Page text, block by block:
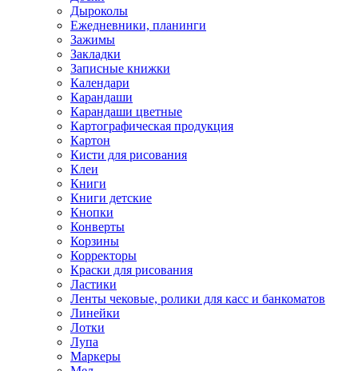
Дыроколы
Ежедневники, планинги
Зажимы
Закладки
Записные книжки
Календари
Карандаши
Карандаши цветные
Картографическая продукция
Картон
Кисти для рисования
Клеи
Книги
Книги детские
Кнопки
Конверты
Корзины
Корректоры
Краски для рисования
Ластики
Ленты чековые, ролики для касс и банкоматов
Линейки
Лотки
Лупа
Маркеры